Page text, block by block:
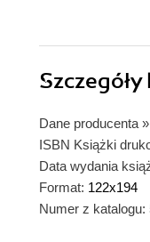
Szczegóły
Dane producenta »
ISBN Książki
Data wydania
Format: 122x194
Numer z katalogu: